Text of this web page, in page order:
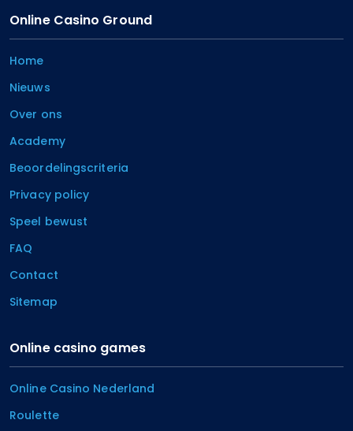
Online Casino Ground
Home
Nieuws
Over ons
Academy
Beoordelingscriteria
Privacy policy
Speel bewust
FAQ
Contact
Sitemap
Online casino games
Online Casino Nederland
Roulette